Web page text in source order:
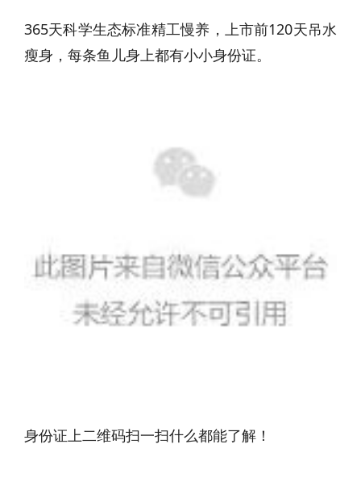
365天科学生态标准精工慢养，上市前120天吊水
瘦身，每条鱼儿身上都有小小身份证。
身份证上二维码扫一扫什么都能了解！